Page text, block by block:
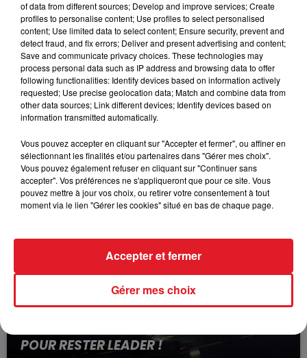
15 octobre 2025
WORMHOUT: LE CENTRE AQUATIQUE
LINÉO FERMÉ JUSQU'À NOUVEL ORDRE
POUR RESTER LEADER !
of data from different sources; Develop and improve services; Create
profiles to personalise content; Use profiles to select personalised
content; Use limited data to select content; Ensure security, prevent and
detect fraud, and fix errors; Deliver and present advertising and content;
Save and communicate privacy choices. These technologies may
process personal data such as IP address and browsing data to offer
following functionalities: Identify devices based on information actively
requested; Use precise geolocation data; Match and combine data from
other data sources; Link different devices; Identify devices based on
information transmitted automatically.
Vous pouvez accepter en cliquant sur "Accepter et fermer", ou affiner en
sélectionnant les finalités et/ou partenaires dans "Gérer mes choix".
Vous pouvez également refuser en cliquant sur "Continuer sans
accepter". Vos préférences ne s'appliqueront que pour ce site. Vous
pouvez mettre à jour vos choix, ou retirer votre consentement à tout
moment via le lien "Gérer les cookies" situé en bas de chaque page.
Gérer mes choix
Accepter et fermer